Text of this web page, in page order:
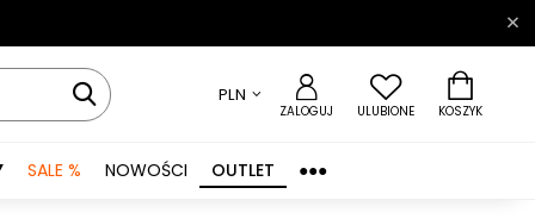
PLN
ZALOGUJ ULUBIONE KOSZYK
SALE % NOWOŚCI OUTLET ●●●